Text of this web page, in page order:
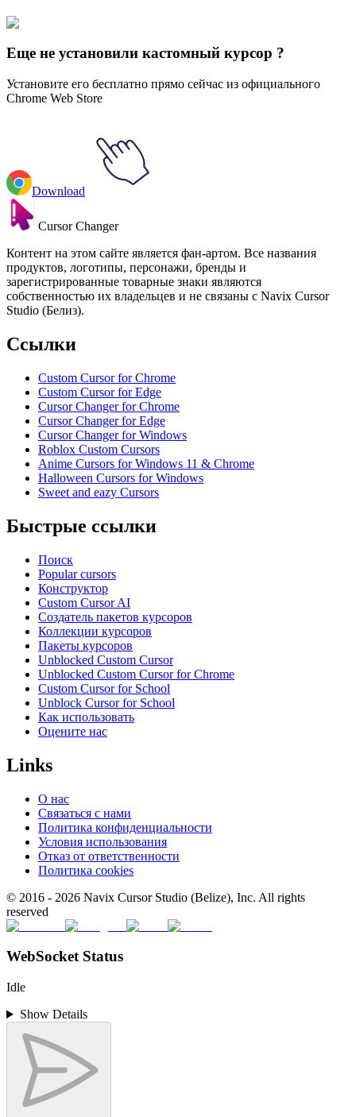
Gradient
Еще не установили кастомный курсор ?
Установите его бесплатно прямо сейчас из официального
Chrome Web Store
Download
Cursor Changer
Контент на этом сайте является фан-артом. Все названия
продуктов, логотипы, персонажи, бренды и
зарегистрированные товарные знаки являются
собственностью их владельцев и не связаны с Navix Cursor
Studio (Белиз).
Ссылки
Custom Cursor for Chrome
Custom Cursor for Edge
Cursor Changer for Chrome
Cursor Changer for Edge
Cursor Changer for Windows
Roblox Custom Cursors
Anime Cursors for Windows 11 & Chrome
Halloween Cursors for Windows
Sweet and eazy Cursors
Быстрые ссылки
Поиск
Popular cursors
Конструктор
Custom Cursor AI
Создатель пакетов курсоров
Коллекции курсоров
Пакеты курсоров
Unblocked Custom Cursor
Unblocked Custom Cursor for Chrome
Custom Cursor for School
Unblock Cursor for School
Как использовать
Оцените нас
Links
О нас
Связаться с нами
Политика конфиденциальности
Условия использования
Отказ от ответственности
Политика cookies
© 2016 - 2026 Navix Cursor Studio (Belize), Inc. All rights
reserved
WebSocket Status
Idle
Show Details